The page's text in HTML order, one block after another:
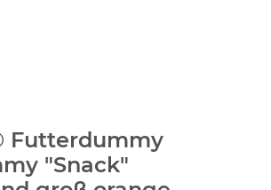
Futterdummy
"Snack"